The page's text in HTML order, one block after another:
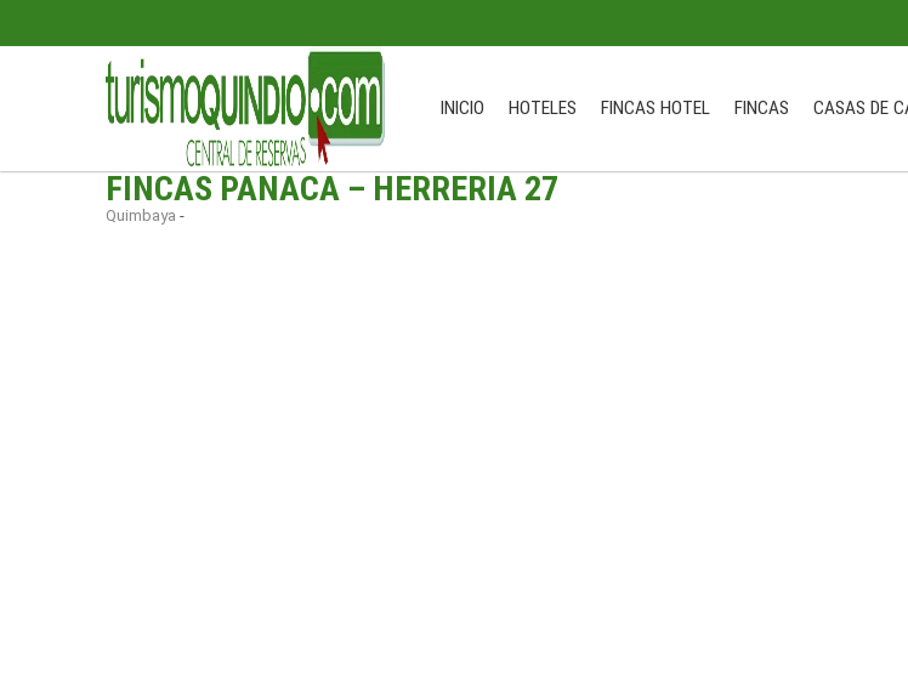
INICIO HOTELES FINCAS HOTEL FINCAS CASAS DE
FINCAS PANACA – HERRERIA 27
Quimbaya -